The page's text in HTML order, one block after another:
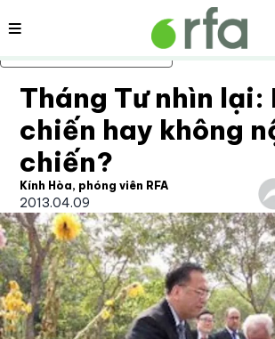
Bỏ qua nội dung chính
Nội dung
Tháng Tư nhìn lại:
chiến hay không
chiến?
Kính Hòa, phóng viên RFA
2013.04.09